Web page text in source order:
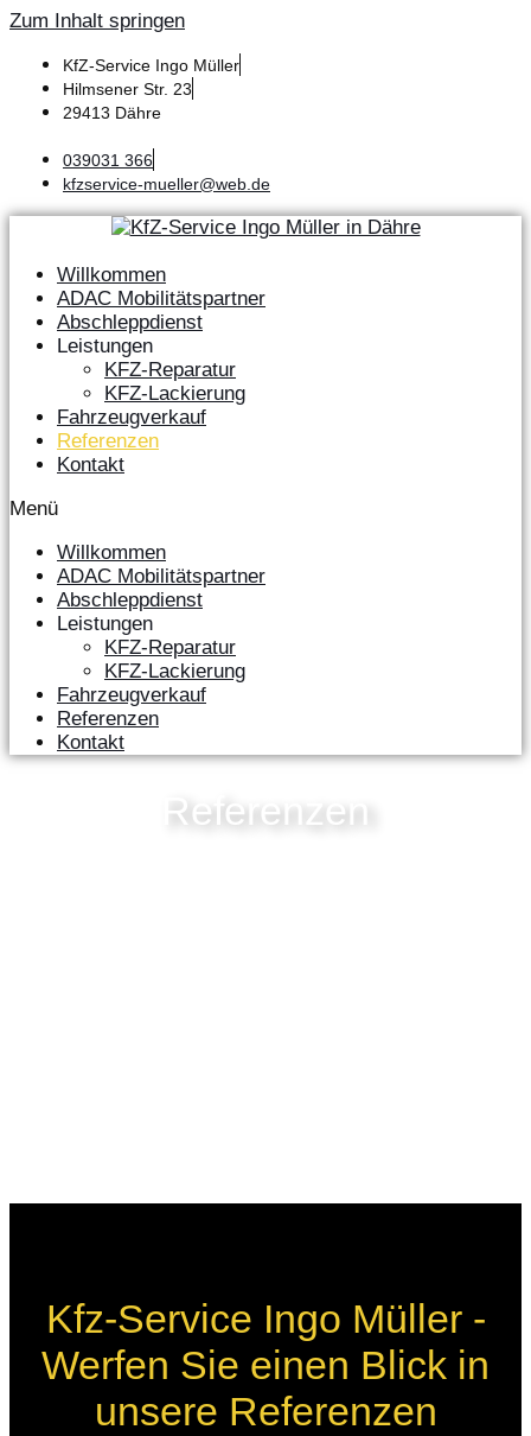
Zum Inhalt springen
KfZ-Service Ingo Müller
Hilmsener Str. 23
29413 Dähre
039031 366
kfzservice-mueller@web.de
Willkommen
ADAC Mobilitätspartner
Abschleppdienst
Leistungen
KFZ-Reparatur
KFZ-Lackierung
Fahrzeugverkauf
Referenzen
Kontakt
Menü
Willkommen
ADAC Mobilitätspartner
Abschleppdienst
Leistungen
KFZ-Reparatur
KFZ-Lackierung
Fahrzeugverkauf
Referenzen
Kontakt
Referenzen
Kfz-Service Ingo Müller -
Werfen Sie einen Blick in
unsere Referenzen